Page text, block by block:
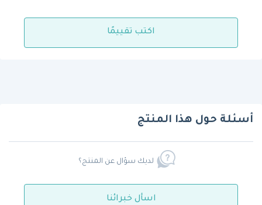
اكتب تقييمًا
أسئلة حول هذا المنتج
لديك سؤال عن المنتج؟
اسأل خبرائنا